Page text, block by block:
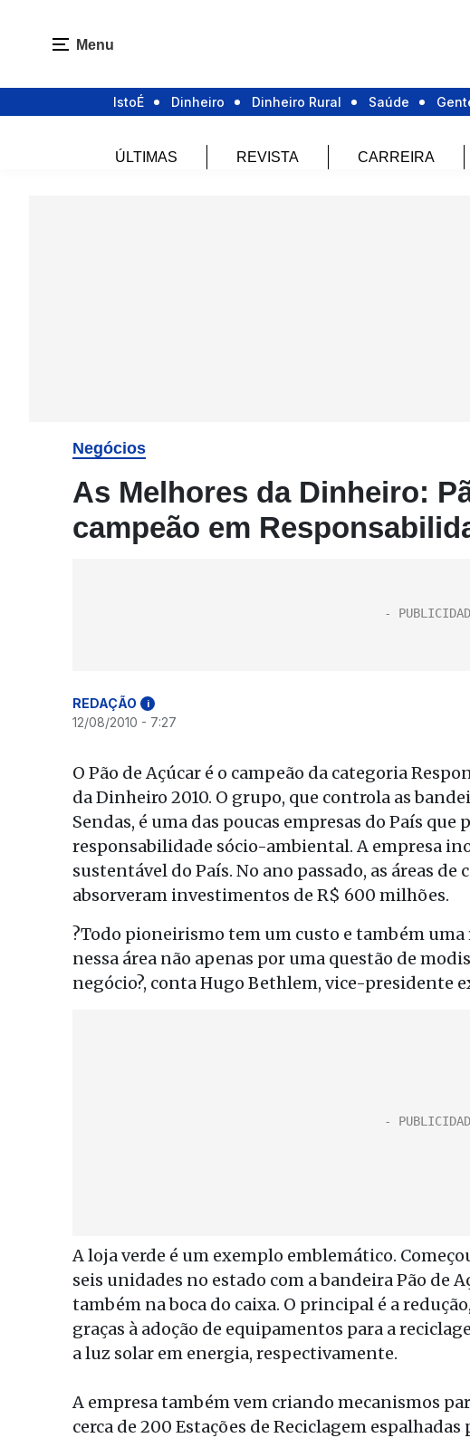
Menu
IstoÉ Dinheiro Dinheiro Rural Saúde
ÚLTIMAS REVISTA CARREIRA
Negócios
As Melhores da Dinheiro:
campeão em
REDAÇÃO i
12/08/2010 - 7:27
O Pão de Açúcar é o campeão da categoria
da Dinheiro 2010. O grupo, que controla as
Sendas, é uma das poucas empresas do País que
responsabilidade sócio-ambiental. A empresa
sustentável do País. No ano passado, as áreas
absorveram investimentos de R$ 600 milhões.
?Todo pioneirismo tem um custo e também
nessa área não apenas por uma questão de
negócio?, conta Hugo Bethlem, vice-presidente
A loja verde é um exemplo emblemático.
seis unidades no estado com a bandeira Pão de
também na boca do caixa. O principal é a
graças à adoção de equipamentos para a
a luz solar em energia, respectivamente.
A empresa também vem criando mecanismos
cerca de 200 Estações de Reciclagem